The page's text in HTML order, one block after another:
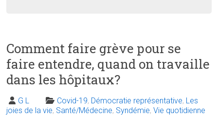
Comment faire grève pour se
faire entendre, quand on travaille
dans les hôpitaux?
G L Covid-19, Démocratie représentative, Les
joies de la vie, Santé/Médecine, Syndémie,Vie quotidienne